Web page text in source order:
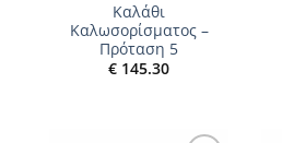
Καλάθι
Καλωσορίσματος –
Πρόταση 5
€ 145.30